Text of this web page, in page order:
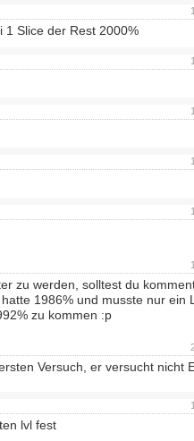
1 Slice der Rest 2000%
zu werden, solltest du
1986% und musste nur ein
zu kommen :p
Versuch, er versucht nicht
lvl fest